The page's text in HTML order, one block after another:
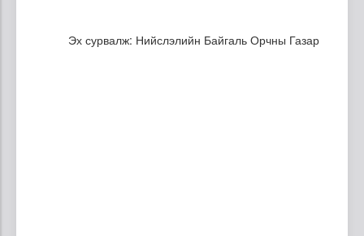
Эх сурвалж: Нийслэлийн Байгаль Орчны Газар